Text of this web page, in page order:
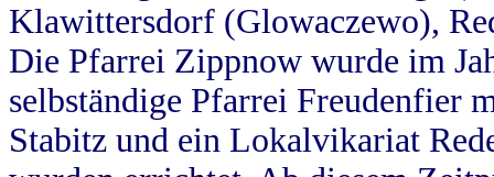
Klawittersdorf (Glowaczewo),
Die Pfarrei Zippnow wurde im
selbständige Pfarrei Freudenfier
Stabitz und ein Lokalvikariat